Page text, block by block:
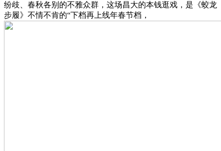
纷歧、春秋各别的不雅众群，这场昌大的本钱逛戏，是《蛟龙
步履》不情不肯的“下档再上线年春节档，